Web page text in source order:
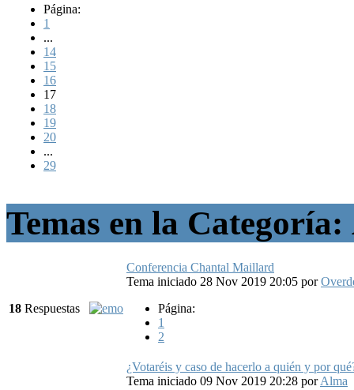
Página:
1
...
14
15
16
17
18
19
20
...
29
Temas en la
18 Respuestas
Conferencia Chantal Maillard
Tema iniciado 28 Nov 2019 20:05 por
Página:
1
2
¿Votaréis y caso de hacerlo a quién y por
Tema iniciado 09 Nov 2019 20:28 porAlma